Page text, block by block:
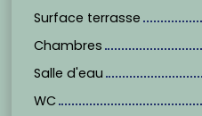
Surface terrasse
Chambres
Salle d'eau
WC